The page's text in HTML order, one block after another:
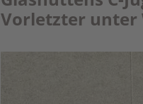
Vorletzter unter